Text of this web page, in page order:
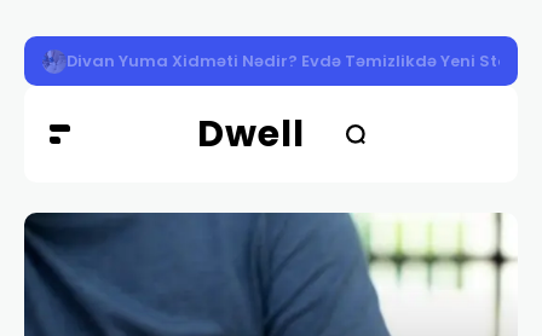
Divan Yuma Xidməti Nədir? Evdə Təmizlikdə Yeni
Dwell